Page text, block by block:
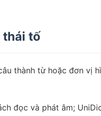
thái tố
thành từ hoặc đơn vị
đọc và phát âm;